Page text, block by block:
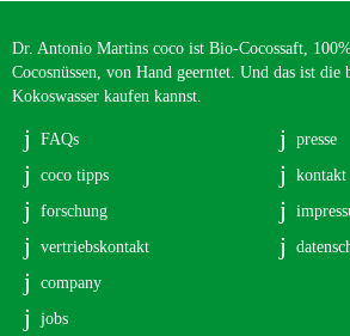
Dr. Antonio Martins coco ist Bio-Cocossaft,
Cocosnüssen, von Hand geerntet. Und das ist
Kokoswasser kaufen kannst.
FAQs
coco tipps
forschung
vertriebskontakt
presse
kontakt
company
jobs